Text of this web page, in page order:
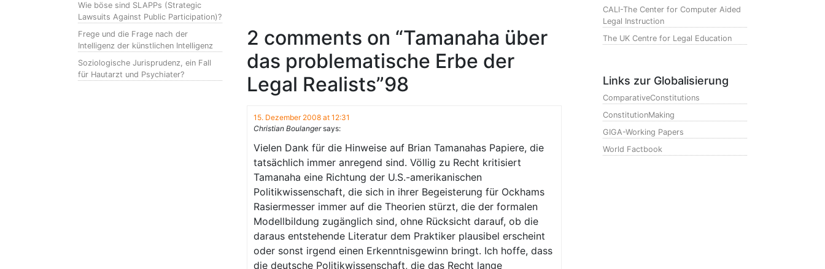
Wie böse sind SLAPPs (Strategic
Lawsuits Against Public Participation)?
Frege und die Frage nach der
Intelligenz der künstlichen Intelligenz
Soziologische Jurisprudenz, ein Fall
für Hautarzt und Psychiater?
2 comments on “Tamanaha über
das problematische Erbe der
Legal Realists”98
15. Dezember 2008 at 12:31
Christian Boulanger says:
Vielen Dank für die Hinweise auf Brian Tamanahas Papiere, die
tatsächlich immer anregend sind. Völlig zu Recht kritisiert
Tamanaha eine Richtung der U.S.-amerikanischen
Politikwissenschaft, die sich in ihrer Begeisterung für Ockhams
Rasiermesser immer auf die Theorien stürzt, die der formalen
Modellbildung zugänglich sind, ohne Rücksicht darauf, ob die
daraus entstehende Literatur dem Praktiker plausibel erscheint
oder sonst irgend einen Erkenntnisgewinn bringt. Ich hoffe, dass
die deutsche Politikwissenschaft, die das Recht lange
CALI-The Center for Computer Aided
Legal Instruction
The UK Centre for Legal Education
Links zur Globalisierung
ComparativeConstitutions
ConstitutionMaking
GIGA-Working Papers
World Factbook